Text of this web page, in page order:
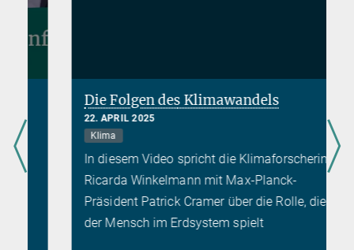
Die Folgen des Klimawandels
22. APRIL 2025
In diesem Video spricht die Klimaforscherin
Ricarda Winkelmann mit Max-Planck-
Präsident Patrick Cramer über die Rolle, die
der Mensch im Erdsystem spielt